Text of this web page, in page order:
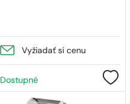
Vyžiadať si cenu
Dostupné